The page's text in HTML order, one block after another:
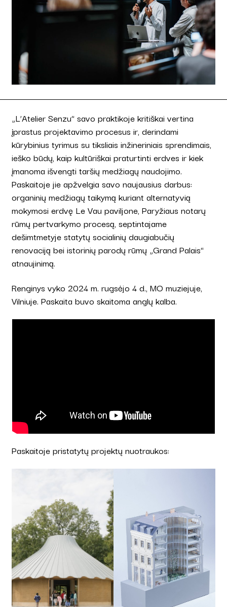
„L’Atelier Senzu“ savo praktikoje kritiškai vertina
įprastus projektavimo procesus ir, derindami
kūrybinius tyrimus su tiksliais inžineriniais sprendimais,
ieško būdų, kaip kultūriškai praturtinti erdves ir kiek
įmanoma išvengti taršių medžiagų naudojimo.
Paskaitoje jie apžvelgia savo naujausius darbus:
organinių medžiagų taikymą kuriant alternatyvią
mokymosi erdvę Le Vau paviljone, Paryžiaus notarų
rūmų pertvarkymo procesą, septintajame
dešimtmetyje statytų socialinių daugiabučių
renovaciją bei istorinių parodų rūmų „Grand Palais“
atnaujinimą.
Renginys vyko 2024 m. rugsėjo 4 d., MO muziejuje,
Vilniuje. Paskaita buvo skaitoma anglų kalba.
Paskaitoje pristatytų projektų nuotraukos: